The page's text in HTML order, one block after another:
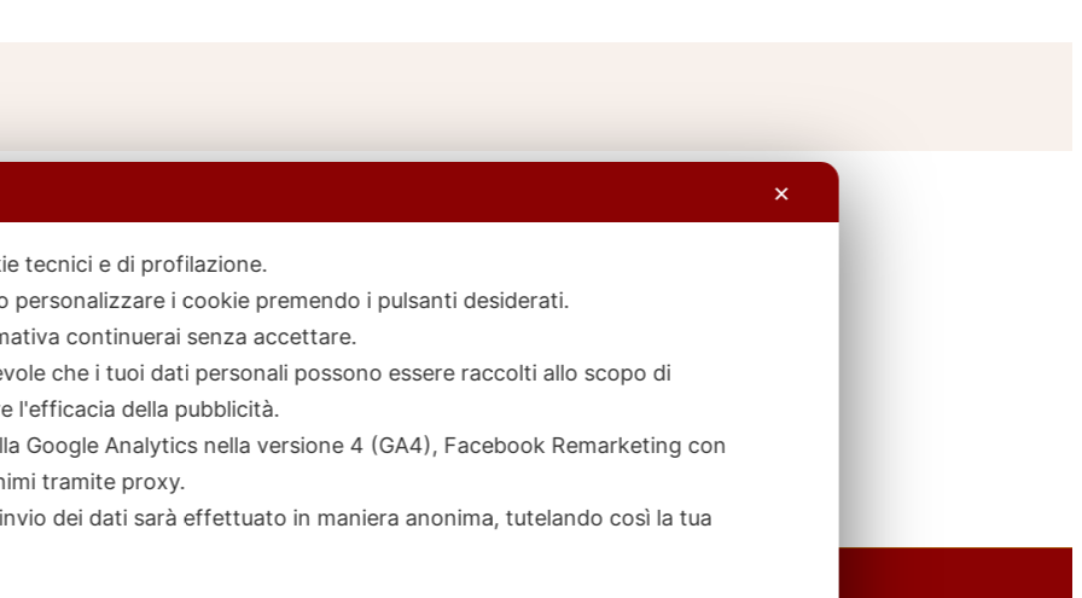
✕
tecnici e di profilazione.
personalizzare i cookie premendo i pulsanti desiderati.
continuerai senza accettare.
che i tuoi dati personali possono essere raccolti allo scopo di
l'efficacia della pubblicità.
Google Analytics nella versione 4 (GA4), Facebook Remarketing con
tramite proxy.
dei dati sarà effettuato in maniera anonima, tutelando così la tua